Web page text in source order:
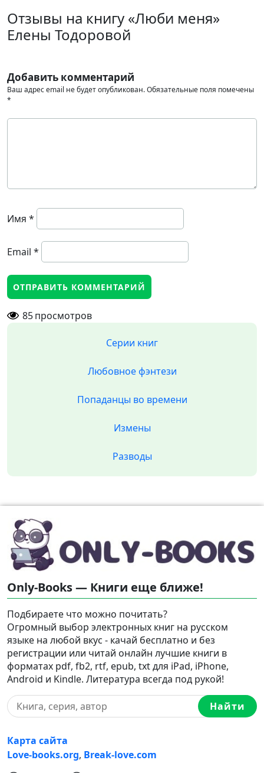
Отзывы на книгу «Люби меня»
Елены Тодоровой
Добавить комментарий
Ваш адрес email не будет опубликован.Обязательные поля помечены
*
Имя *
Email *
85просмотров
Серии книг
Любовное фэнтези
Попаданцы во времени
Измены
Разводы
Only-Books — Книги еще ближе!
Подбираете что можно почитать?
Огромный выбор электронных книг на русском
языке на любой вкус - качай бесплатно и без
регистрации или читай онлайн лучшие книги в
форматах pdf, fb2, rtf, epub, txt для iPad, iPhone,
Android и Kindle. Литература всегда под рукой!
Найти
Карта сайта
Love-books.org, Break-love.com